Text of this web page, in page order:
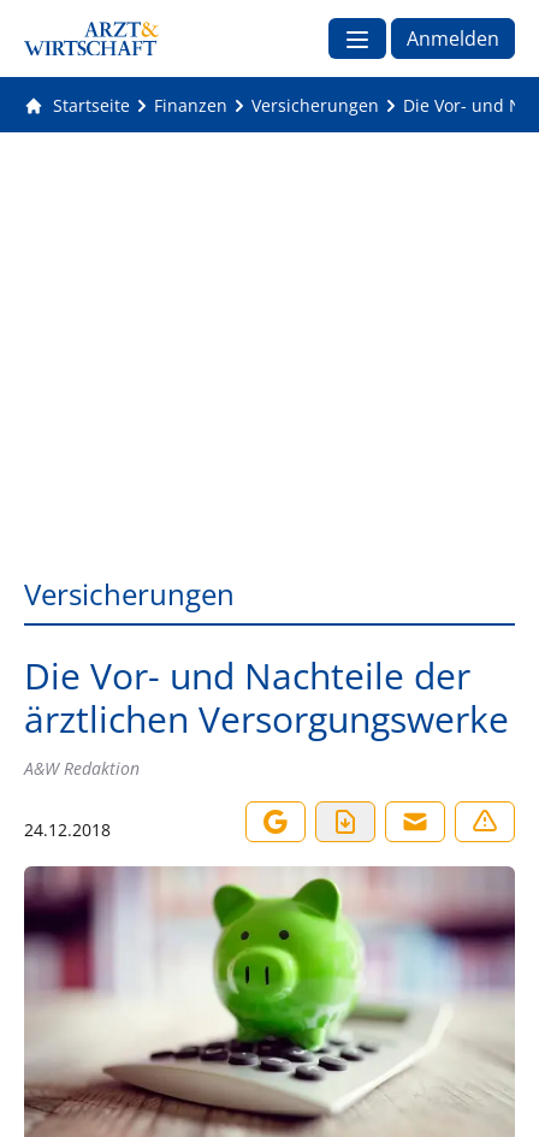
Anmelden
Startseite Finanzen Versicherungen Die Vor- und
Versicherungen
Die Vor- und Nachteile der
ärztlichen Versorgungswerke
A&W Redaktion
24.12.2018